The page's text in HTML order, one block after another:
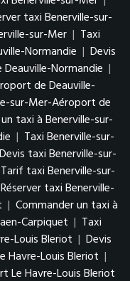
taxi Benerville-sur-
sur-Mer | Taxi
Normandie | Devis
Normandie |
de Deauville-
sur-Mer-Aéroport de
taxi à Benerville-sur-
| Taxi Benerville-sur-
Devis taxi Benerville-sur-
Tarif taxi Benerville-sur-
Réserver taxi Benerville-
| Commander un taxi à
Carpiquet | Taxi
Louis Bleriot | Devis
Havre-Louis Bleriot |
Le Havre-Louis Bleriot